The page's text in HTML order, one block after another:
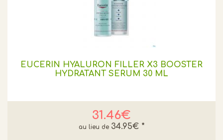
EUCERIN HYALURON FILLER X3 BOOSTER
HYDRATANT SERUM 30 ML
31.46€
34.95€ *